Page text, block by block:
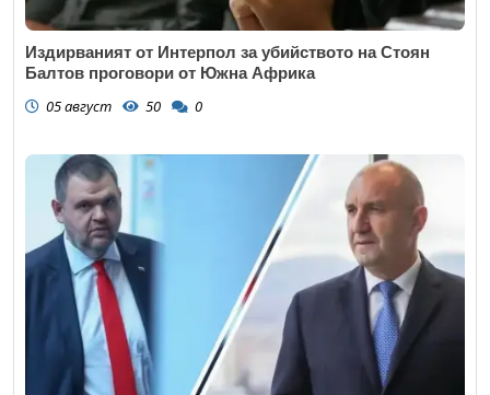
Издирваният от Интерпол за убийството на Стоян
Балтов проговори от Южна Африка
05 август 50 0